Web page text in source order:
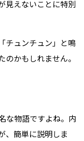
見えないことに特別
チュンチュン」と鳴
かもしれません。
な物語ですよね。内
、簡単に説明しま